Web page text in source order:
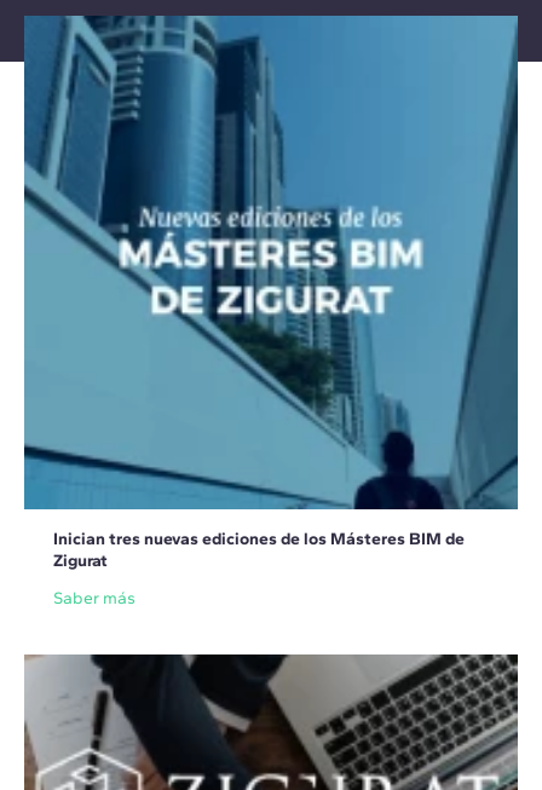
Inician tres nuevas ediciones de los Másteres BIM de
Zigurat
Saber más